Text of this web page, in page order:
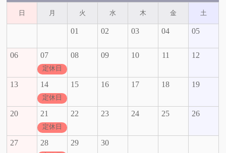
日 月 火 水 木 金 土
01 02 03 04 05
06 07
定休日
08 09 10 11 12
13 14
定休日
15 16 17 18 19
20 21
定休日
22 23 24 25 26
27 28 29 30